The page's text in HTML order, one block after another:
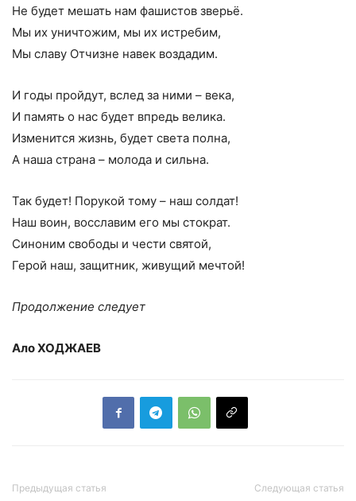
Не будет мешать нам фашистов зверьё.
Мы их уничтожим, мы их истребим,
Мы славу Отчизне навек воздадим.
И годы пройдут, вслед за ними – века,
И память о нас будет впредь велика.
Изменится жизнь, будет света полна,
А наша страна – молода и сильна.
Так будет! Порукой тому – наш солдат!
Наш воин, восславим его мы стократ.
Синоним свободы и чести святой,
Герой наш, защитник, живущий мечтой!
Продолжение следует
Ало ХОДЖАЕВ
Предыдущая статья Следующая статья